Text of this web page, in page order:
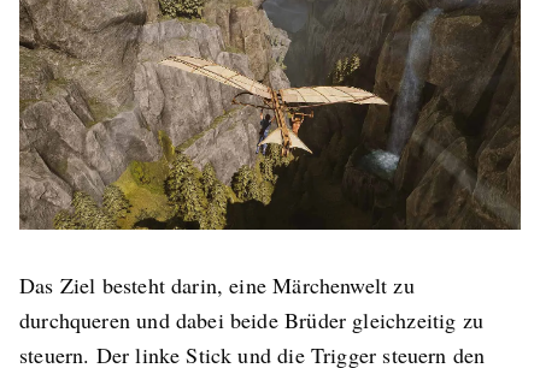
Das Ziel besteht darin, eine Märchenwelt zu
durchqueren und dabei beide Brüder gleichzeitig zu
steuern. Der linke Stick und die Trigger steuern den